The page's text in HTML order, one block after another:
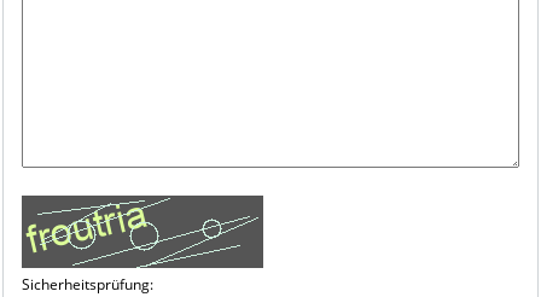
Sicherheitsprüfung: